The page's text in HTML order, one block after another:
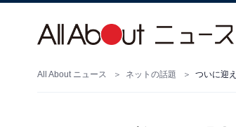
All About ニュース ネットの話題 ついに迎